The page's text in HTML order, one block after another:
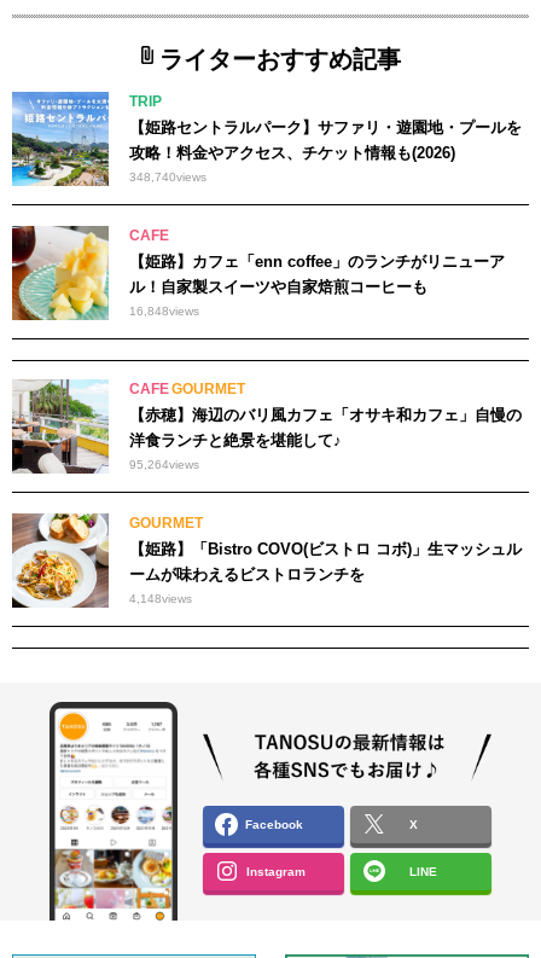
ライターおすすめ記事
TRIP
【姫路セントラルパーク】サファリ・遊園地・プールを
攻略！料金やアクセス、チケット情報も(2026)
348,740views
CAFE
【姫路】カフェ「enn coffee」のランチがリニューア
ル！自家製スイーツや自家焙煎コーヒーも
16,848views
CAFEGOURMET
【赤穂】海辺のバリ風カフェ「オサキ和カフェ」自慢の
洋食ランチと絶景を堪能して♪
95,264views
GOURMET
【姫路】「Bistro COVO(ビストロ コボ)」生マッシュル
ームが味わえるビストロランチを
4,148views
Facebook X
Instagram LINE